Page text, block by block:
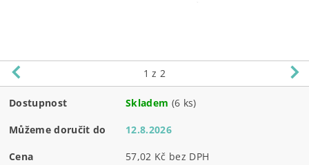
1 z 2
Dostupnost Skladem (6 ks)
Můžeme doručit do 12.8.2026
Cena 57,02 Kč bez DPH